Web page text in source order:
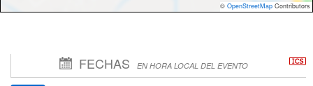
© OpenStreetMap Contributors
FECHAS EN HORA LOCAL DEL EVENTO